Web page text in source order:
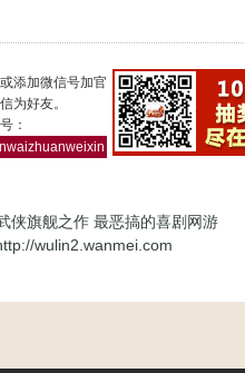
添加微信号加官
为好友。
：
侠旗舰之作 最恶搞的喜剧网游
wulin2.wanmei.com